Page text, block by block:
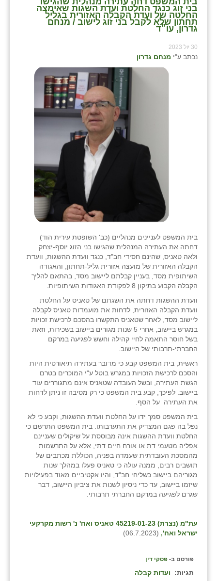
בני זוג כנגד החלטת ועדת השגות שאימצה
החלטה של ועדת הקבלה האזורית בגליל
תחתון שלא לקבל בני זוג לישוב⁩ / מנחם
גדרון, עו״ד
30 יול 2023
נכתב ע"י מנחם גדרון
בית המשפט לעניינים מנהליים (כב' השופטת עירית הוד)
דחתה את העתירה המנהלית שהגישו בני הזוג יוסף-יצחק
ולאה טאניס, שהינם חסידי חב"ד, כנגד וועדת ההשגות, וועדת
הקבלה האזורית של מועצה אזורית גליל-תחתון, והאגודה
השיתופית מסד, בעניין קבלתם ליישוב מסד, בהתאם להליך
הקבלה הקבוע בתיקון 8 לפקודת האגודות השיתופיות.
וועדת ההשגות דחתה את השגתם של טאניס על החלטת
וועדת הקבלה האזורית, לדחות את מועמדות טאניס לקבלה
ליישוב מסד, לאחר שטאניס התקשרו בהסכם לרכישת זכויות
במגרש ביישוב, אחרי 5 שנות מגורים ביישוב בשכירות, וזאת
בשל חוסר התאמה לחיי קהילה וחשש לפגיעה במרקם
החברתי-תרבותי של היישוב.
ראשית, בית המשפט קבע כי מדובר בעתירה תיאורטית היות
והסכם לרכישת הזכויות במגרש בוטל ע"י המוכרים בטרם
הגשת העתירה, ובשל העובדה שטאניס אינם מתגוררים עוד
ביישוב. לפיכך, קבע בית המשפט כי רק מסיבה זו ניתן לדחות
את העתירה על הסף.
בית המשפט סמך ידו על החלטת וועדת ההשגות, וקבע כי לא
נפל בה פגם המצדיק את התערבותו. בית המשפט התרשם כי
החלטת וועדת ההשגות אינה מבוססת על שיקולים שעניינם
אפליה מטעמי דת או אורח חיים דתי, אלא על התרשמות
מהמסכת העובדתית שעמדה בפניה, הכוללת מכתבים של
תושבים רבים, ממנה עולה כי טאניס פעלו במהלך שנות
מגוריהם ביישוב כשליחי חב"ד, והיו אקטיביים מאוד בפעילויות
שיזמו ביישוב, עד כדי ניסיון לשנות את ציביון היישוב, דבר
שגרם לפגיעה במרקם החברתי תרבותי.
עת"מ (נצרת) 45219-01-23 טאניס ואח' נ' רשות מקרקעי
ישראל ואח', (06.7.2023)
פורסם ב- פסקי דין
תגיות:
ועדות קבלה